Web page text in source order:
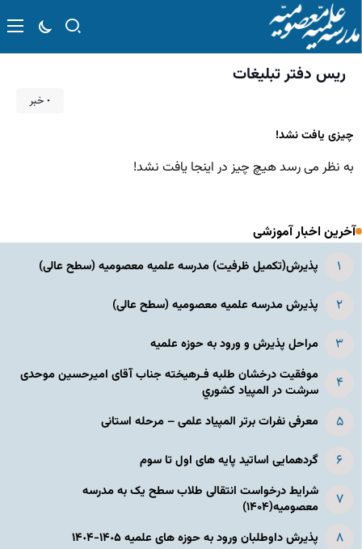
ریس دفتر تبلیغات
۰ خبر
چیزی یافت نشد!
به نظر می رسد هیچ چیز در اینجا یافت نشد!
آخرین اخبار آموزشی
پذیرش(تکمیل ظرفیت) مدرسه علمیه معصومیه‌ (سطح عالی)
پذیرش مدرسه علمیه معصومیه‌ (سطح عالی)
مراحل پذیرش و ورود به حوزه علمیه
موفقیت درخشان طلبه فـرهیخته جناب آقای امیرحسین موحدی
سرشت در المپياد كشوري
معرفی نفرات برتر المپیاد علمی – مرحله استانی
گردهمایی اساتید پایه های اول تا سوم
شرایط درخواست انتقالی طلاب سطح یک به مدرسه
معصومیه(۱۴۰۴)
پذیرش داوطلبان ورود به حوزه های علمیه ١۴٠۵-١۴٠۴